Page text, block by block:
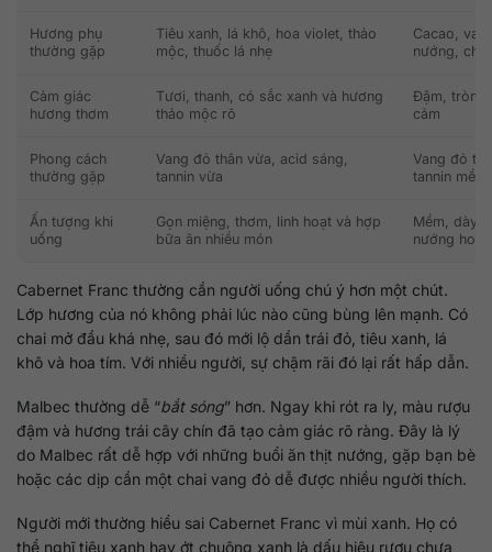
Hương phụ
thường gặp
Tiêu xanh, lá khô, hoa violet, thảo
mộc, thuốc lá nhẹ
Cacao,
nướng,
Cảm giác
hương thơm
Tươi, thanh, có sắc xanh và hương
thảo mộc rõ
Đậm, tròn,
cảm
Phong cách
thường gặp
Vang đỏ thân vừa, acid sáng,
tannin vừa
Vang đỏ
tannin
Ấn tượng khi
uống
Gọn miệng, thơm, linh hoạt và hợp
bữa ăn nhiều món
Mềm, dày,
nướng
Cabernet Franc thường cần người uống chú ý hơn một chút.
Lớp hương của nó không phải lúc nào cũng bùng lên mạnh. Có
chai mở đầu khá nhẹ, sau đó mới lộ dần trái đỏ, tiêu xanh, lá
khô và hoa tím. Với nhiều người, sự chậm rãi đó lại rất hấp dẫn.
Malbec thường dễ “bắt sóng” hơn. Ngay khi rót ra ly, màu rượu
đậm và hương trái cây chín đã tạo cảm giác rõ ràng. Đây là lý
do Malbec rất dễ hợp với những buổi ăn thịt nướng, gặp bạn bè
hoặc các dịp cần một chai vang đỏ dễ được nhiều người thích.
Người mới thường hiểu sai Cabernet Franc vì mùi xanh. Họ có
thể nghĩ tiêu xanh hay ớt chuông xanh là dấu hiệu rượu chưa